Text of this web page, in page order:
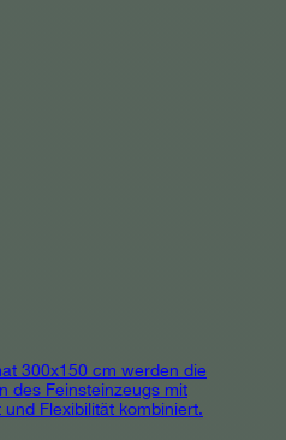
300x150 cm werden die
des Feinsteinzeugs mit
Flexibilität kombiniert.